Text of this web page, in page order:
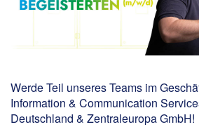
Werde Teil unseres Teams im
Information & Communication
Deutschland & Zentraleuropa GmbH!